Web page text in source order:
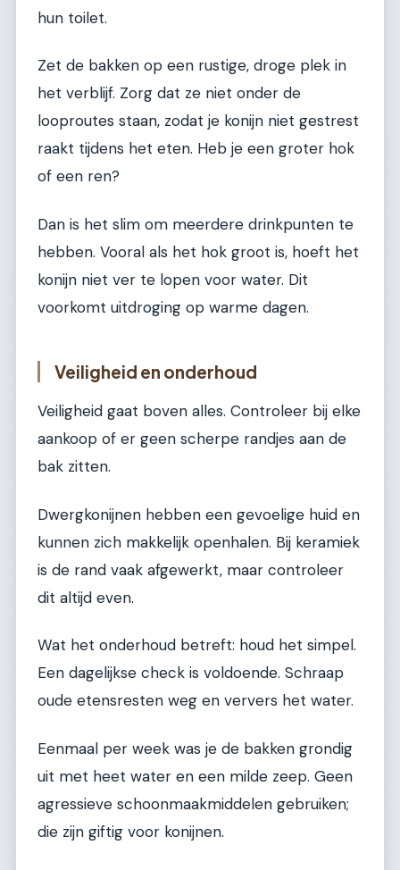
hun toilet.
Zet de bakken op een rustige, droge plek in
het verblijf. Zorg dat ze niet onder de
looproutes staan, zodat je konijn niet gestrest
raakt tijdens het eten. Heb je een groter hok
of een ren?
Dan is het slim om meerdere drinkpunten te
hebben. Vooral als het hok groot is, hoeft het
konijn niet ver te lopen voor water. Dit
voorkomt uitdroging op warme dagen.
Veiligheid en onderhoud
Veiligheid gaat boven alles. Controleer bij elke
aankoop of er geen scherpe randjes aan de
bak zitten.
Dwergkonijnen hebben een gevoelige huid en
kunnen zich makkelijk openhalen. Bij keramiek
is de rand vaak afgewerkt, maar controleer
dit altijd even.
Wat het onderhoud betreft: houd het simpel.
Een dagelijkse check is voldoende. Schraap
oude etensresten weg en ververs het water.
Eenmaal per week was je de bakken grondig
uit met heet water en een milde zeep. Geen
agressieve schoonmaakmiddelen gebruiken;
die zijn giftig voor konijnen.